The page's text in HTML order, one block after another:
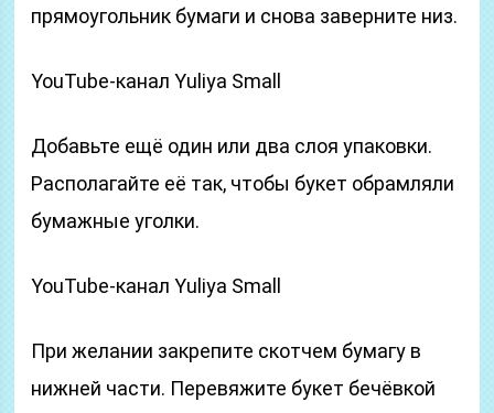
прямоугольник бумаги и снова заверните низ.
YouTube-канал Yuliya Small
Добавьте ещё один или два слоя упаковки.
Располагайте её так, чтобы букет обрамляли
бумажные уголки.
YouTube-канал Yuliya Small
При желании закрепите скотчем бумагу в
нижней части. Перевяжите букет бечёвкой